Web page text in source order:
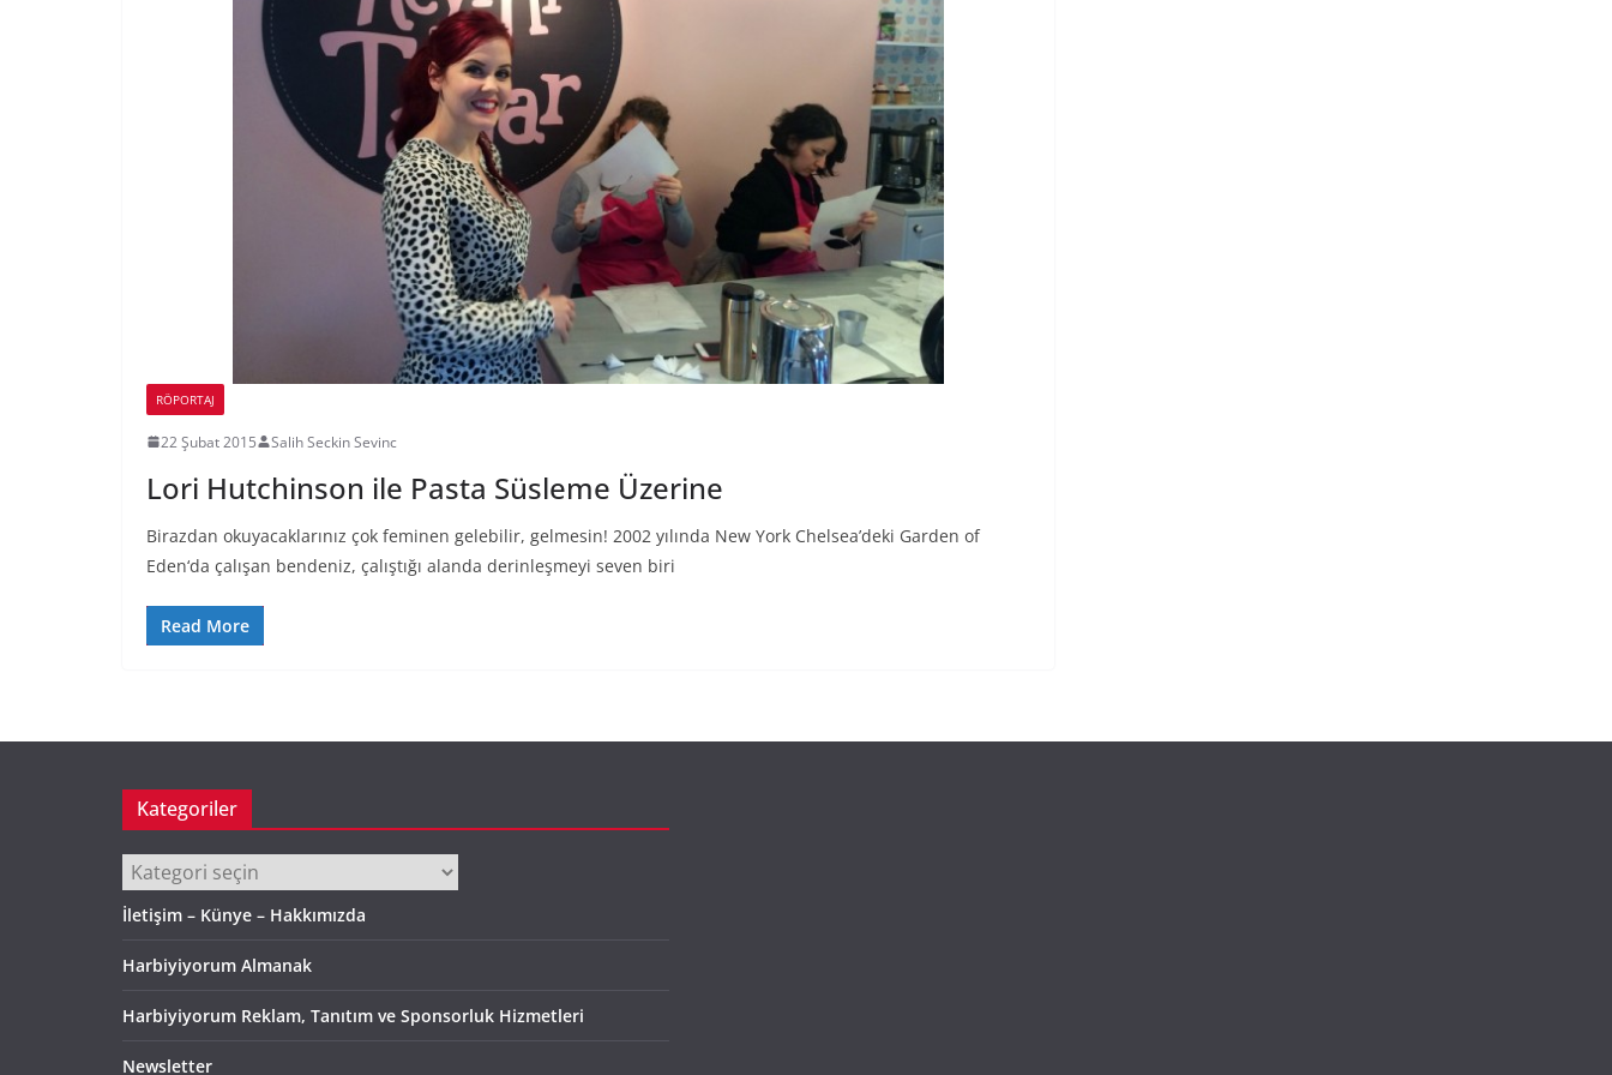
RÖPORTAJ
22 Şubat 2015 Salih Seckin Sevinc
Lori Hutchinson ile Pasta Süsleme Üzerine
Birazdan okuyacaklarınız çok feminen gelebilir, gelmesin! 2002 yılında New York Chelsea’deki Garden of
Eden‘da çalışan bendeniz, çalıştığı alanda derinleşmeyi seven biri
Read More
Kategoriler
Kategoriler
İletişim – Künye – Hakkımızda
Harbiyiyorum Almanak
Harbiyiyorum Reklam, Tanıtım ve Sponsorluk Hizmetleri
Newsletter